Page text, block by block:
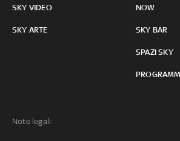
SKY VIDEO
SKY ARTE
NOW
SKY BAR
SPAZI SKY
Note legali: